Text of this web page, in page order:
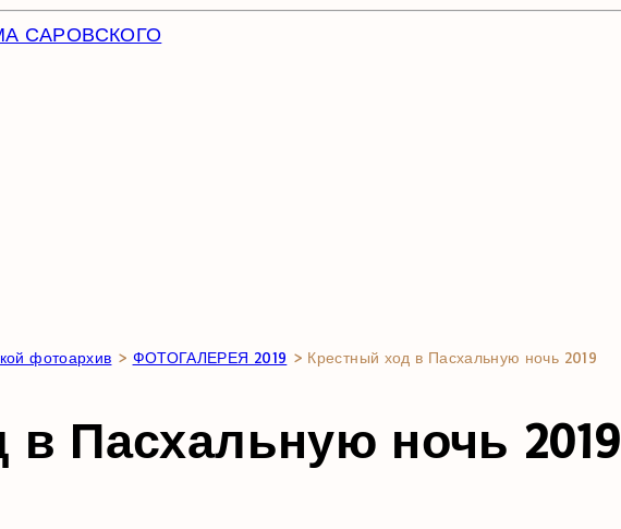
САРОВСКОГО
фотоархив > ФОТОГАЛЕРЕЯ 2019 > Крестный ход в Пасхальную ночь 2019
в Пасхальную ночь 2019